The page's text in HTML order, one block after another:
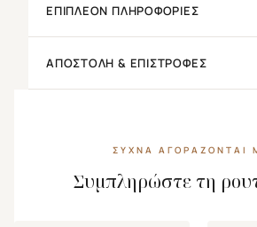
ΕΠΙΠΛΈΟΝ ΠΛΗΡΟΦΟΡΊΕΣ
ΑΠΟΣΤΟΛΉ & ΕΠΙΣΤΡΟΦΈΣ
ΣΥΧΝΆ ΑΓΟΡΆΖΟΝΤΑΙ
Συμπληρώστε τη